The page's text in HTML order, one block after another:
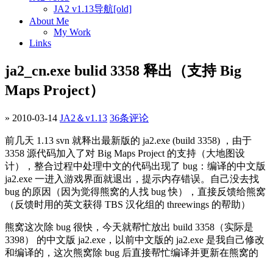
JA2 v1.13导航[old]
About Me
My Work
Links
ja2_cn.exe bulid 3358 释出（支持 Big
Maps Project）
» 2010-03-14 JA2＆v1.13 36条评论
前几天 1.13 svn 就释出最新版的 ja2.exe (build 3358) ，由于
3358 源代码加入了对 Big Maps Project 的支持（大地图设
计），整合过程中处理中文的代码出现了 bug：编译的中文版
ja2.exe 一进入游戏界面就退出，提示内存错误。自己没去找
bug 的原因（因为觉得熊窝的人找 bug 快），直接反馈给熊窝
（反馈时用的英文获得 TBS 汉化组的 threewings 的帮助）
熊窝这次除 bug 很快，今天就帮忙放出 build 3358（实际是
3398） 的中文版 ja2.exe，以前中文版的 ja2.exe 是我自己修改
和编译的，这次熊窝除 bug 后直接帮忙编译并更新在熊窝的